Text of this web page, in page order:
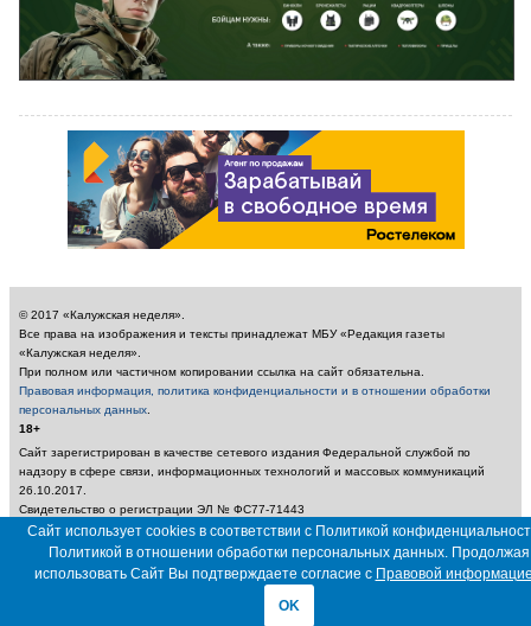
© 2017 «Калужская неделя».
Все права на изображения и тексты принадлежат МБУ «Редакция газеты
«Калужская неделя».
При полном или частичном копировании ссылка на сайт обязательна.
Правовая информация, политика конфиденциальности и в отношении обработки
персональных данных.
18+
Сайт зарегистрирован в качестве сетевого издания Федеральной службой по
надзору в сфере связи, информационных технологий и массовых коммуникаций
26.10.2017.
Свидетельство о регистрации ЭЛ № ФС77-71443
Учредитель: Муниципальное бюджетное учреждение «Редакция газеты «Калужская
неделя»
Главный редактор: Амбарцумян А. Ю. / Электронный адрес редакции:
nedelya_kaluga@adm.kaluga.ru / Телефон редакции: 400-424
Сайт использует cookies в соответствии с Политикой
Политикой в отношении обработки персональных данных. Продолжая
использовать Сайт Вы подтверждаете согласие с Правовой
OK